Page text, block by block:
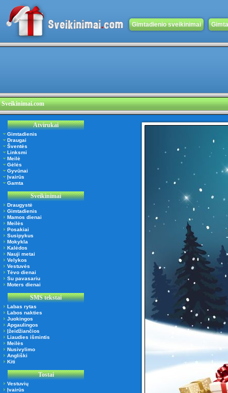
Gimtadienio sveikinimai
Sveikinimai.com
Atvirukai
Gimtadienis
Draugai
Šventės
Linksmi
Meilė
Gėlės
Gyvūnai
Įvairūs
Gamta
Sveikinimai
Draugystė
Gimtadienis
Mamos dienai
Meilės
Posakiai
Susipykus
Mokykla
Kalėdos
Nauji metai
Velykos
Vestuvės
Tėvo dienai
Su pavasariu
Moters dienai
SMS tekstai
Labas rytas
Labos nakties
Juokingos
Apgaulingos
Įžeidžiančios
Liaudies išmintis
Meilės
Nusivylimo
Angliški
Kiti
Tostai
Vestuvių
Įvairūs